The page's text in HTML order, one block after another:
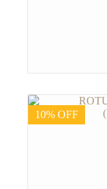
10% OFF